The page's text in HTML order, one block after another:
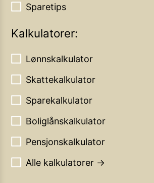
Sparetips
Kalkulatorer:
Lønnskalkulator
Skattekalkulator
Sparekalkulator
Boliglånskalkulator
Pensjonskalkulator
Alle kalkulatorer →